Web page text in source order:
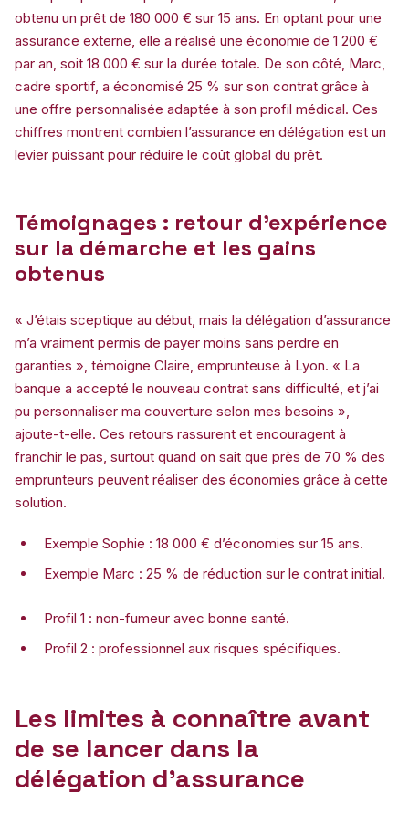
obtenu un prêt de 180 000 € sur 15 ans. En optant pour une
assurance externe, elle a réalisé une économie de 1 200 €
par an, soit 18 000 € sur la durée totale. De son côté, Marc,
cadre sportif, a économisé 25 % sur son contrat grâce à
une offre personnalisée adaptée à son profil médical. Ces
chiffres montrent combien l’assurance en délégation est un
levier puissant pour réduire le coût global du prêt.
Témoignages : retour d’expérience
sur la démarche et les gains
obtenus
« J’étais sceptique au début, mais la délégation d’assurance
m’a vraiment permis de payer moins sans perdre en
garanties », témoigne Claire, emprunteuse à Lyon. « La
banque a accepté le nouveau contrat sans difficulté, et j’ai
pu personnaliser ma couverture selon mes besoins »,
ajoute-t-elle. Ces retours rassurent et encouragent à
franchir le pas, surtout quand on sait que près de 70 % des
emprunteurs peuvent réaliser des économies grâce à cette
solution.
Exemple Sophie : 18 000 € d’économies sur 15 ans.
Exemple Marc : 25 % de réduction sur le contrat initial.
Profil 1 : non-fumeur avec bonne santé.
Profil 2 : professionnel aux risques spécifiques.
Les limites à connaître avant
de se lancer dans la
délégation d’assurance